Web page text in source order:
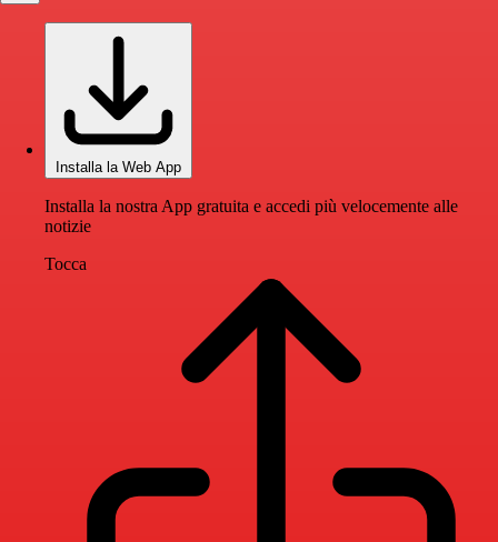
Installa la Web App
Installa la nostra App gratuita e accedi più velocemente alle
notizie
Tocca